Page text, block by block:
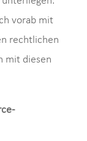
vorab mit
rechtlichen
mit diesen